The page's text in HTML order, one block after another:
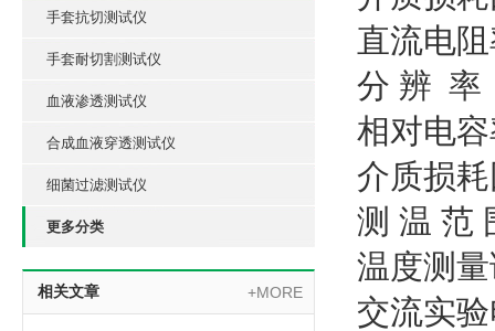
手套抗切测试仪
手套耐切割测试仪
血液渗透测试仪
合成血液穿透测试仪
细菌过滤测试仪
更多分类
相关文章 +MORE
直流电
分 辨 率
相对电
介质损
测 温 范
温度测
交流实